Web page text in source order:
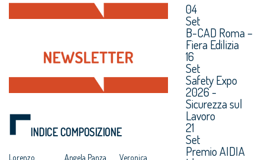
INDICE COMPOSIZIONE
Lorenzo
Angela Panza
Veronica
04
Set
B-CAD Roma –
Fiera Edilizia
16
Set
Safety Expo
2026 -
Sicurezza sul
Lavoro
21
Set
Premio AIDIA